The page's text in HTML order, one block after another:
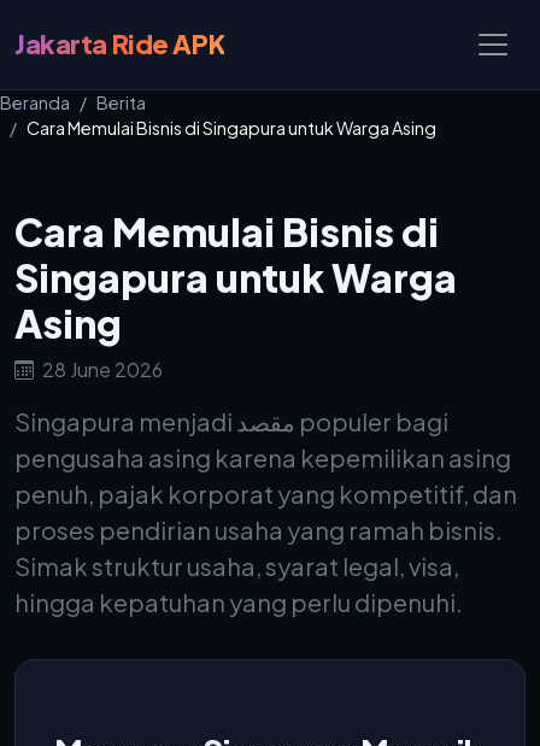
Jakarta Ride APK
Beranda
Berita
Cara Memulai Bisnis di Singapura untuk Warga Asing
Cara Memulai Bisnis di
Singapura untuk Warga
Asing
28 June 2026
Singapura menjadi مقصد populer bagi
pengusaha asing karena kepemilikan asing
penuh, pajak korporat yang kompetitif, dan
proses pendirian usaha yang ramah bisnis.
Simak struktur usaha, syarat legal, visa,
hingga kepatuhan yang perlu dipenuhi.